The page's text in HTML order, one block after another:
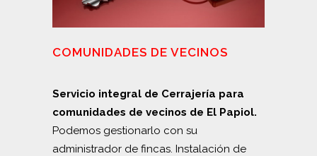
COMUNIDADES DE VECINOS
Servicio integral de Cerrajería para
comunidades de vecinos de El Papiol.
Podemos gestionarlo con su
administrador de fincas. Instalación de